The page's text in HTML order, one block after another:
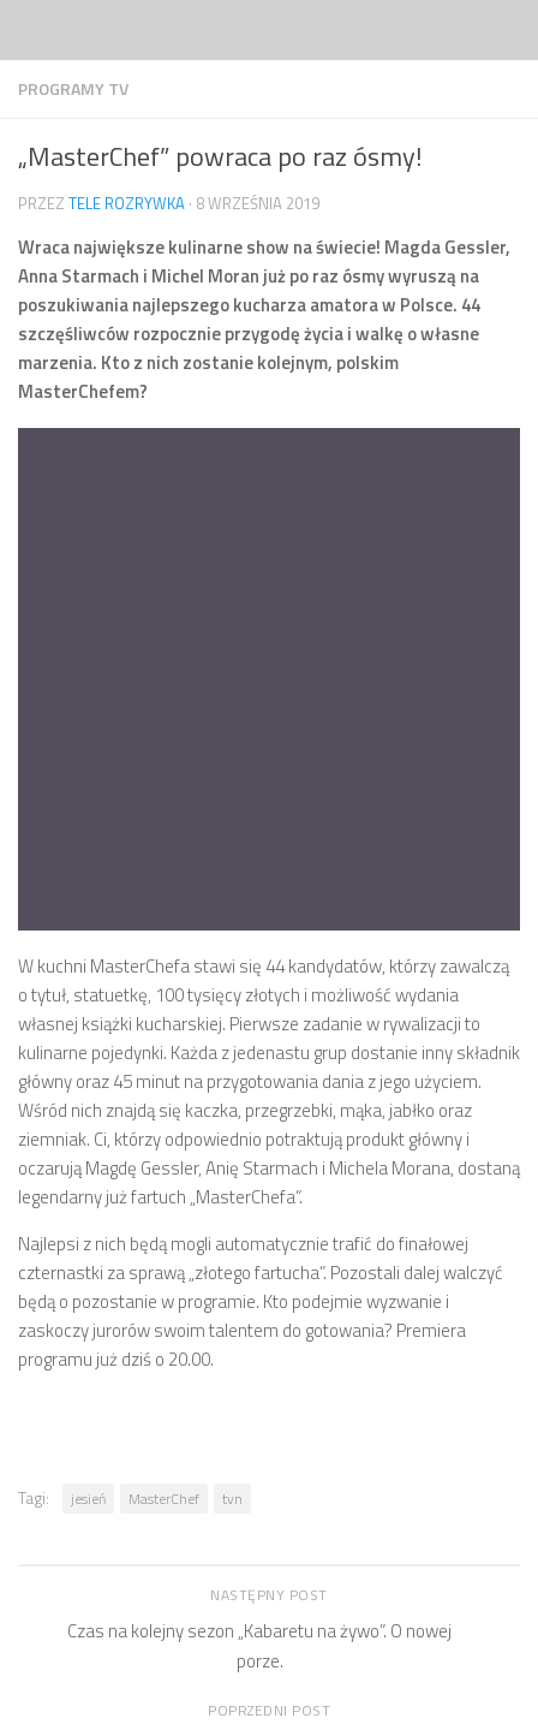
PROGRAMY TV
„MasterChef” powraca po raz ósmy!
PRZEZ TELE ROZRYWKA · 8 WRZEŚNIA 2019
Wraca największe kulinarne show na świecie! Magda Gessler,
Anna Starmach i Michel Moran już po raz ósmy wyruszą na
poszukiwania najlepszego kucharza amatora w Polsce. 44
szczęśliwców rozpocznie przygodę życia i walkę o własne
marzenia. Kto z nich zostanie kolejnym, polskim
MasterChefem?
W kuchni MasterChefa stawi się 44 kandydatów, którzy zawalczą
o tytuł, statuetkę, 100 tysięcy złotych i możliwość wydania
własnej książki kucharskiej. Pierwsze zadanie w rywalizacji to
kulinarne pojedynki. Każda z jedenastu grup dostanie inny składnik
główny oraz 45 minut na przygotowania dania z jego użyciem.
Wśród nich znajdą się kaczka, przegrzebki, mąka, jabłko oraz
ziemniak. Ci, którzy odpowiednio potraktują produkt główny i
oczarują Magdę Gessler, Anię Starmach i Michela Morana, dostaną
legendarny już fartuch „MasterChefa”.
Najlepsi z nich będą mogli automatycznie trafić do finałowej
czternastki za sprawą „złotego fartucha”. Pozostali dalej walczyć
będą o pozostanie w programie. Kto podejmie wyzwanie i
zaskoczy jurorów swoim talentem do gotowania? Premiera
programu już dziś o 20.00.
Tagi: jesień MasterChef tvn
NASTĘPNY POST
Czas na kolejny sezon „Kabaretu na żywo”. O nowej
porze.
POPRZEDNI POST